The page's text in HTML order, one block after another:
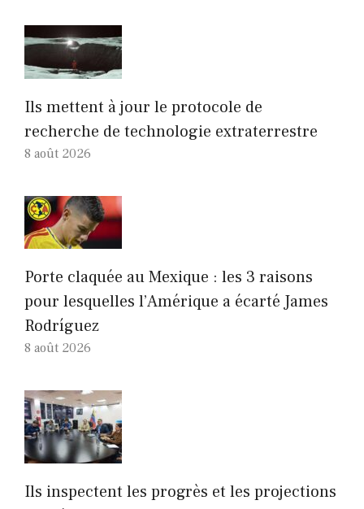
Ils mettent à jour le protocole de
recherche de technologie extraterrestre
8 août 2026
Porte claquée au Mexique : les 3 raisons
pour lesquelles l’Amérique a écarté James
Rodríguez
8 août 2026
Ils inspectent les progrès et les projections